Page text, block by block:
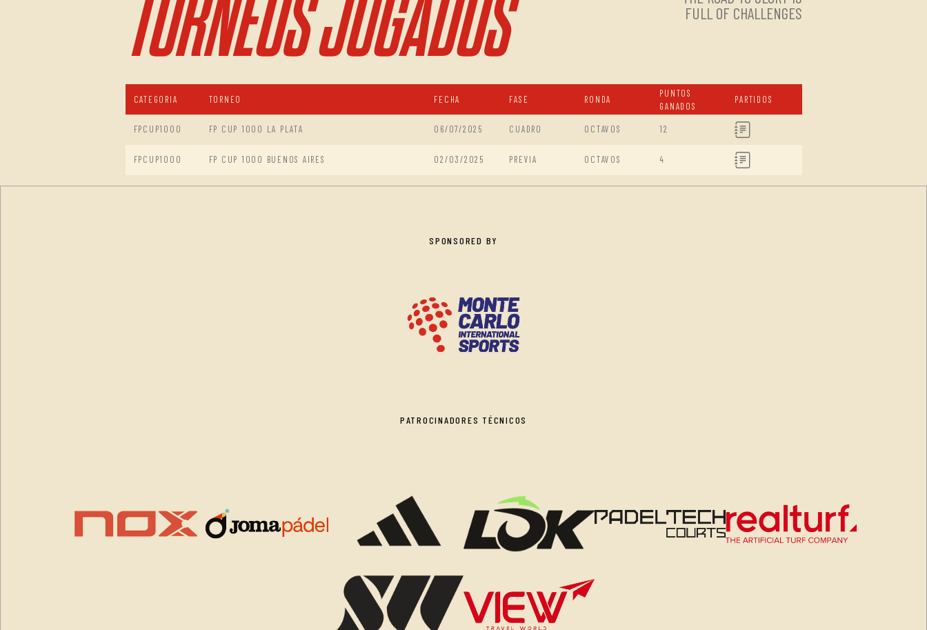
TORNEOS JUGADOS
FULL OF CHALLENGES
CATEGORIA TORNEO FECHA FASE RONDA
PUNTOS
GANADOS
PARTIDOS
FPCUP1000 FP CUP 1000 LA PLATA 06/07/2025 CUADRO OCTAVOS 12
FPCUP1000 FP CUP 1000 BUENOS AIRES 02/03/2025 PREVIA OCTAVOS 4
SPONSORED BY
PATROCINADORES TÉCNICOS